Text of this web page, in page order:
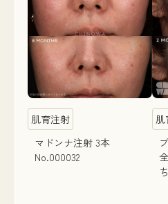
肌育注射
マドンナ注射 3本
No.000032